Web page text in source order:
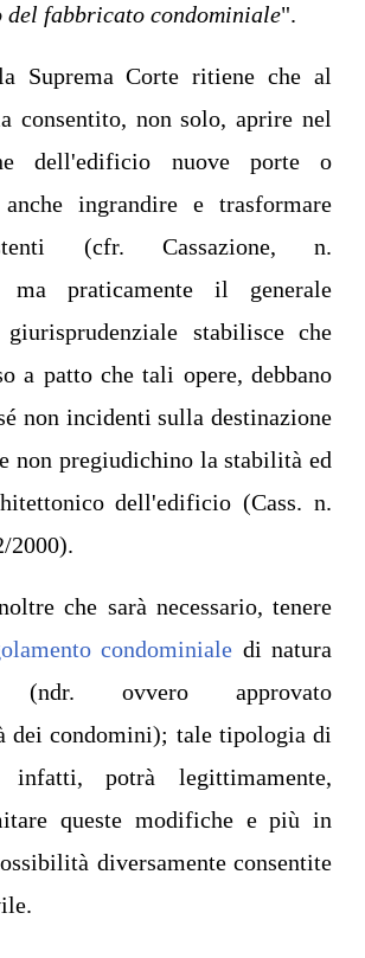
fabbricato condominiale".
Suprema Corte ritiene che al
consentito, non solo, aprire nel
dell'edificio nuove porte o
ingrandire e trasformare
(cfr. Cassazione, n.
ma praticamente il generale
giurisprudenziale stabilisce che
a patto che tali opere, debbano
non incidenti sulla destinazione
non pregiudichino la stabilità ed
dell'edificio (Cass. n.
2000).
che sarà necessario, tenere
condominiale di natura
(ndr. ovvero approvato
dei condomini); tale tipologia di
infatti, potrà legittimamente,
queste modifiche e più in
diversamente consentite